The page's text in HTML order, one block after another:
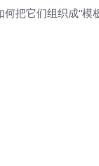
把它们组织成“